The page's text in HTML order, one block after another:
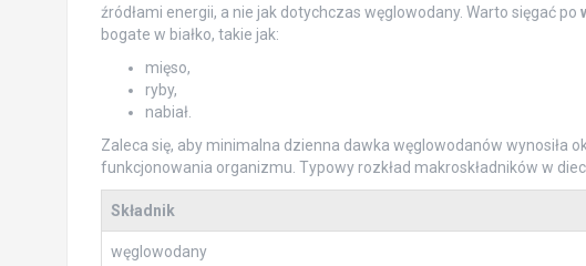
źródłami energii, a nie jak dotychczas węglowodany. Warto sięgać po
bogate w białko, takie jak:
mięso,
ryby,
nabiał.
Zaleca się, aby minimalna dzienna dawka węglowodanów wynosiła
funkcjonowania organizmu. Typowy rozkład makroskładników w
Składnik
węglowodany